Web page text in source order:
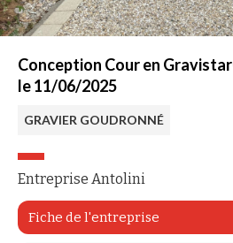
Conception Cour en
le 11/06/2025
GRAVIER GOUDRONNÉ
Entreprise Antolini
Fiche de l'entreprise